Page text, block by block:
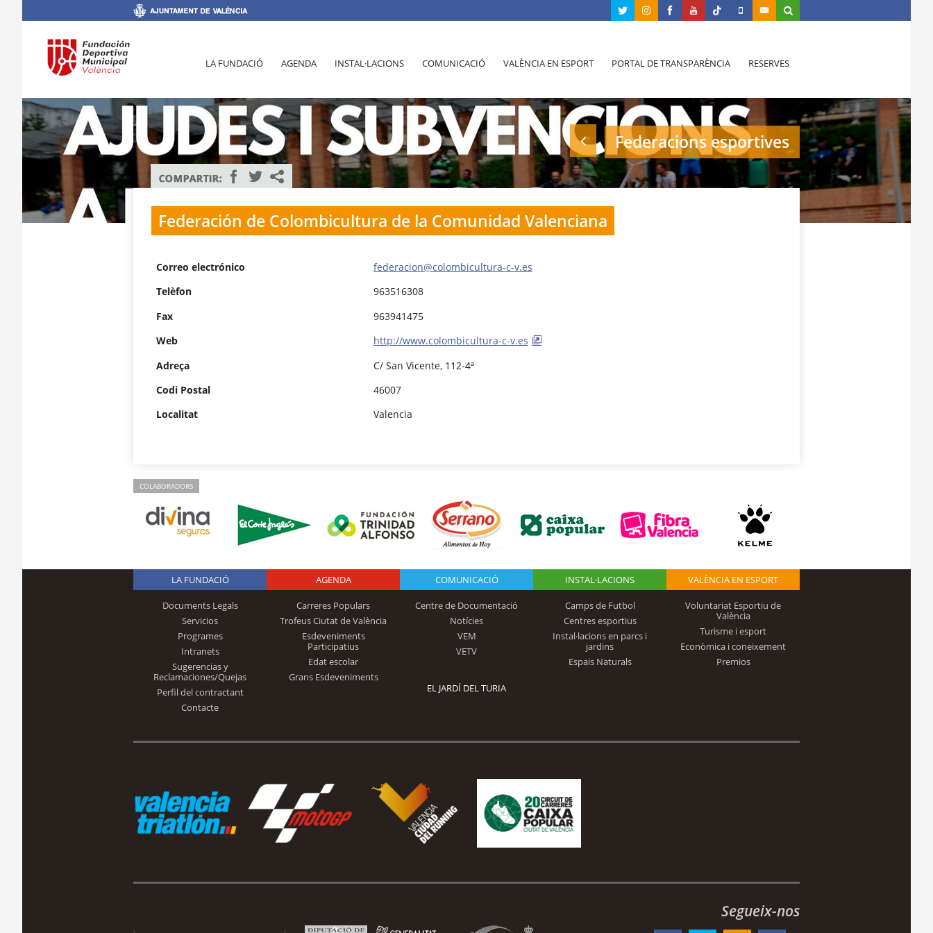
LA FUNDACIÓ AGENDA INSTAL·LACIONS COMUNICACIÓ VALÈNCIA EN ESPORT PORTAL DE TRANSPARÈNCIA RESERVES
Federacions esportives
Federación de Colombicultura de la Comunidad Valenciana
Correo electrónico
federacion@colombicultura-c-v.es
Telèfon
963516308
Fax
963941475
Web
http://www.colombicultura-c-v.es
Adreça
C/ San Vicente, 112-4ª
Codi Postal
46007
Localitat
Valencia
COLABORADORS
Logo Fundación
Trinidad Alfonso
LA FUNDACIÓ
Documents Legals
Servicios
Programes
Intranets
Sugerencias y
Reclamaciones/Quejas
Perfil del contractant
Contacte
AGENDA
Carreres Populars
Trofeus Ciutat de València
Esdeveniments
Participatius
Edat escolar
Grans Esdeveniments
COMUNICACIÓ
Centre de Documentació
Notícies
VEM
VETV
INSTAL·LACIONS
Camps de Futbol
Centres esportius
Instal·lacions en parcs i
jardins
Espais Naturals
VALÈNCIA EN ESPORT
Voluntariat Esportiu de
València
Turisme i esport
Econòmica i coneixement
Premios
EL JARDÍ DEL TURIA
Segueix-nos